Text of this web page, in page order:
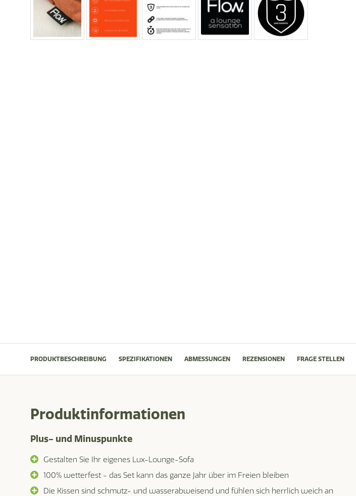
PRODUKTBESCHREIBUNG SPEZIFIKATIONEN ABMESSUNGEN REZENSIONEN FRAGE STELLEN
Produktinformationen
Plus- und Minuspunkte
Gestalten Sie Ihr eigenes Lux-Lounge-Sofa
100% wetterfest - das Set kann das ganze Jahr über im Freien bleiben
Die Kissen sind schmutz- und wasserabweisend und fühlen sich herrlich weich an